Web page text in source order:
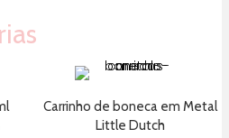
Carrinho de boneca em Metal
Little Dutch